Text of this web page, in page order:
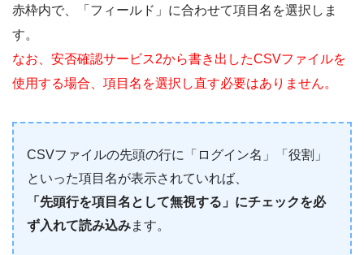
赤枠内で、「フィールド」に合わせて項目名を選択しま
す。
なお、安否確認サービス2から書き出したCSVファイルを
使用する場合、項目名を選択し直す必要はありません。
CSVファイルの先頭の行に「ログイン名」「役割」
といった項目名が表示されていれば、
「先頭行を項目名として無視する」にチェックを必
ず入れて読み込みます。